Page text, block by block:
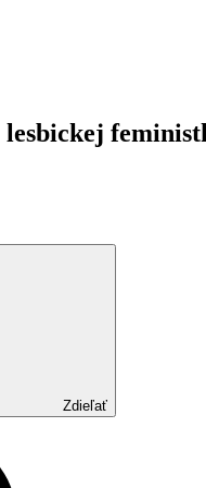
lesbickej
Zdieľať